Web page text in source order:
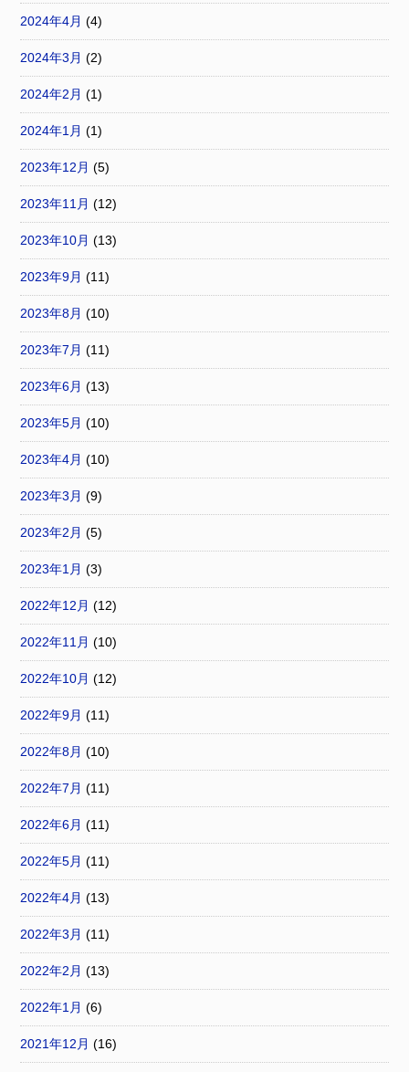
2024年4月 (4)
2024年3月 (2)
2024年2月 (1)
2024年1月 (1)
2023年12月 (5)
2023年11月 (12)
2023年10月 (13)
2023年9月 (11)
2023年8月 (10)
2023年7月 (11)
2023年6月 (13)
2023年5月 (10)
2023年4月 (10)
2023年3月 (9)
2023年2月 (5)
2023年1月 (3)
2022年12月 (12)
2022年11月 (10)
2022年10月 (12)
2022年9月 (11)
2022年8月 (10)
2022年7月 (11)
2022年6月 (11)
2022年5月 (11)
2022年4月 (13)
2022年3月 (11)
2022年2月 (13)
2022年1月 (6)
2021年12月 (16)